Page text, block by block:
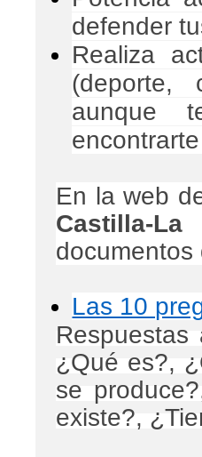
defender
Realiza
(deporte,
aunque
En la web
Castilla-La
documentos
Las 10
¿Qué es?,
se
existe?,